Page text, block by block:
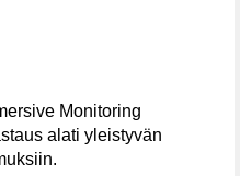
Monitoring
alati yleistyvän